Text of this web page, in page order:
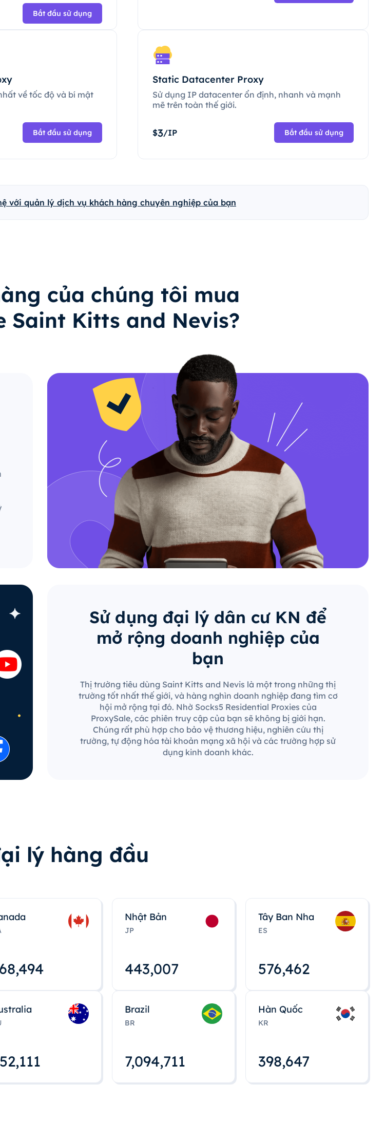
Bắt đầu sử dụng
về tốc độ và bí mật
Bắt đầu sử dụng
Static Datacenter Proxy
Sử dụng IP datacenter ổn định, nhanh và mạnh
mẽ trên toàn thế giới.
$3/IP Bắt đầu sử dụng
với quản lý dịch vụ khách hàng chuyên nghiệp của bạn
của chúng tôi mua
Saint Kitts and Nevis?
Sử dụng đại lý dân cư KN để
mở rộng doanh nghiệp của
bạn
Thị trường tiêu dùng Saint Kitts and Nevis là một trong những thị
trường tốt nhất thế giới, và hàng nghìn doanh nghiệp đang tìm cơ
hội mở rộng tại đó. Nhờ Socks5 Residential Proxies của
ProxySale, các phiên truy cập của bạn sẽ không bị giới hạn.
Chúng rất phù hợp cho bảo vệ thương hiệu, nghiên cứu thị
trường, tự động hóa tài khoản mạng xã hội và các trường hợp sử
dụng kinh doanh khác.
lý hàng đầu
Nhật Bản
JP
443,008
Tây Ban Nha
ES
576,463
Brazil
BR
7,094,712
Hàn Quốc
KR
398,648